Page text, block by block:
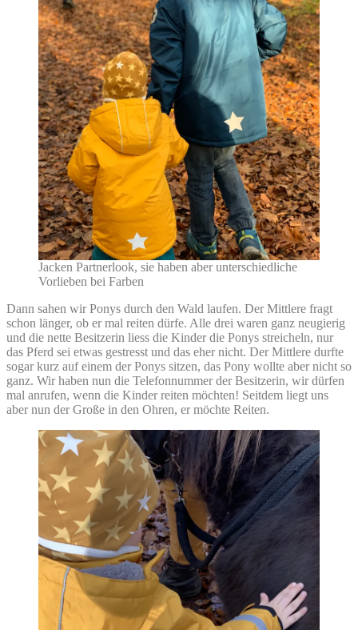
Jacken Partnerlook, sie haben aber unterschiedliche
Vorlieben bei Farben
Dann sahen wir Ponys durch den Wald laufen. Der Mittlere fragt
schon länger, ob er mal reiten dürfe. Alle drei waren ganz neugierig
und die nette Besitzerin liess die Kinder die Ponys streicheln, nur
das Pferd sei etwas gestresst und das eher nicht. Der Mittlere durfte
sogar kurz auf einem der Ponys sitzen, das Pony wollte aber nicht so
ganz. Wir haben nun die Telefonnummer der Besitzerin, wir dürfen
mal anrufen, wenn die Kinder reiten möchten! Seitdem liegt uns
aber nun der Große in den Ohren, er möchte Reiten.